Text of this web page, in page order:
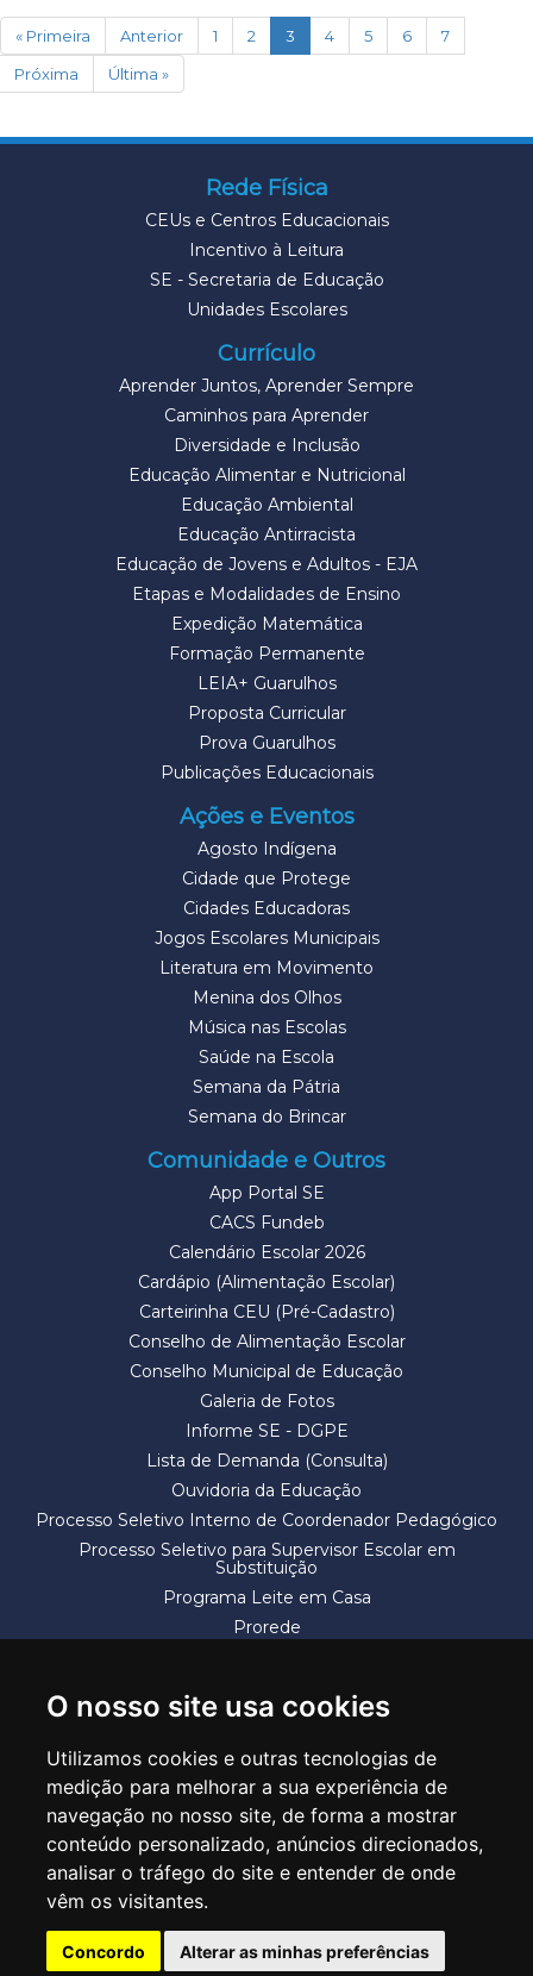
O nosso site usa cookies
Utilizamos cookies e outras tecnologias de
medição para melhorar a sua experiência de
navegação no nosso site, de forma a mostrar
conteúdo personalizado, anúncios direcionados,
analisar o tráfego do site e entender de onde
vêm os visitantes.
Concordo Alterar as minhas preferências
« Primeira Anterior 1 2 3 (current)
4 5 6
7
Próxima
Última »
Rede Física
CEUs e Centros Educacionais
Incentivo à Leitura
SE - Secretaria de Educação
Unidades Escolares
Currículo
Aprender Juntos, Aprender Sempre
Caminhos para Aprender
Diversidade e Inclusão
Educação Alimentar e Nutricional
Educação Ambiental
Educação Antirracista
Educação de Jovens e Adultos - EJA
Etapas e Modalidades de Ensino
Expedição Matemática
Formação Permanente
LEIA+ Guarulhos
Proposta Curricular
Prova Guarulhos
Publicações Educacionais
Ações e Eventos
Agosto Indígena
Cidade que Protege
Cidades Educadoras
Jogos Escolares Municipais
Literatura em Movimento
Menina dos Olhos
Música nas Escolas
Saúde na Escola
Semana da Pátria
Semana do Brincar
Comunidade e Outros
App Portal SE
CACS Fundeb
Calendário Escolar 2026
Cardápio (Alimentação Escolar)
Carteirinha CEU (Pré-Cadastro)
Conselho de Alimentação Escolar
Conselho Municipal de Educação
Galeria de Fotos
Informe SE - DGPE
Lista de Demanda (Consulta)
Ouvidoria da Educação
Processo Seletivo Interno de Coordenador Pedagógico
Processo Seletivo para Supervisor Escolar em
Substituição
Programa Leite em Casa
Prorede
SECRETARIA DE EDUCAÇÃO
Rua Claudino Barbosa, 313 - Macedo - Guarulhos/SP CEP 07113-040
Central de Atendimento: *55 11 2475-7300